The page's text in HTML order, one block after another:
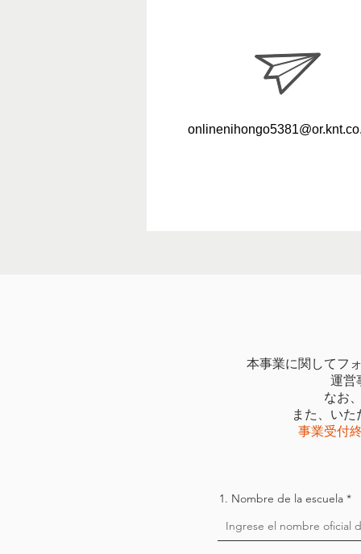
本事業に関してフ
運営
なお
また、いた
事業受付
1. Nombre de la escuela